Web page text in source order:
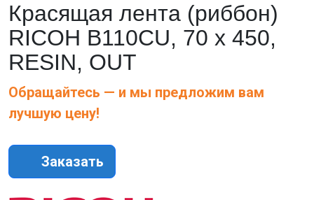
Красящая лента (риббон)
RICOH B110CU, 70 х 450,
RESIN, OUT
Обращайтесь — и мы предложим вам
лучшую цену!
Заказать